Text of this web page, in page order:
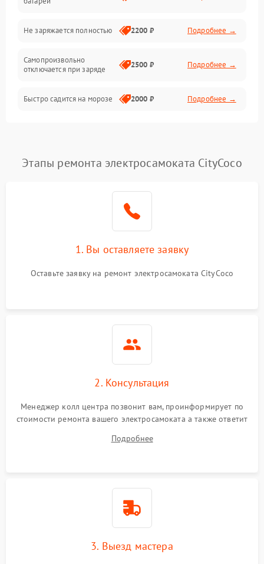
Не заряжается полностью 2200 ₽ Подробнее →
Самопроизвольно
отключается при заряде
2500 ₽ Подробнее →
Быстро садится на морозе 2000 ₽ Подробнее →
Этапы ремонта электросамоката CityCoco
1. Вы оставляете заявку
Оставьте заявку на ремонт электросамоката CityCoco
2. Консультация
Менеджер колл центра позвонит вам, проинформирует по
стоимости ремонта вашего электросамоката а также ответит
Подробнее
3. Выезд мастера